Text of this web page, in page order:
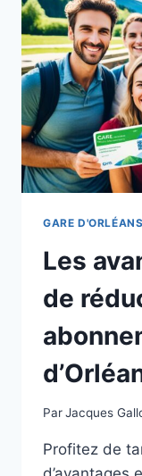
GARE D'ORLÉANS
Les
de
ParJacques
Profitez de